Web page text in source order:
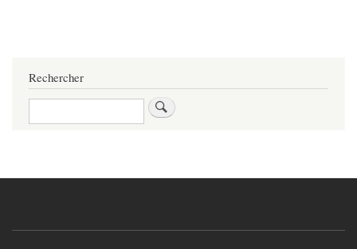
Rechercher
Rechercher